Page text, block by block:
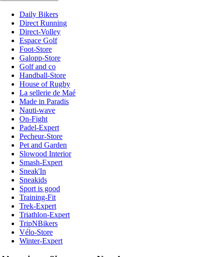
Daily Bikers
Direct Running
Direct-Volley
Espace Golf
Foot-Store
Galopp-Store
Golf and co
Handball-Store
House of Rugby
La sellerie de Maé
Made in Paradis
Nauti-wave
On-Fight
Padel-Expert
Pecheur-Store
Pet and Garden
Slowood Interior
Smash-Expert
Sneak'In
Sneakids
Sport is good
Training-Fit
Trek-Expert
Triathlon-Expert
TripNBikers
Vélo-Store
Winter-Expert